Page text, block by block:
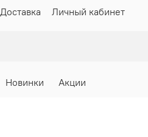
Доставка Личный кабинет
Новинки Акции